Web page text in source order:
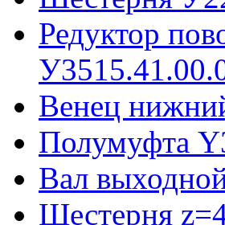
Редуктор
Венец
Полумуфта
Вал
Шестерня